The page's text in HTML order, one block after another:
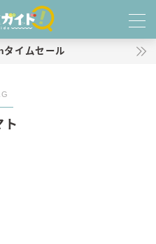
イムセール
ト